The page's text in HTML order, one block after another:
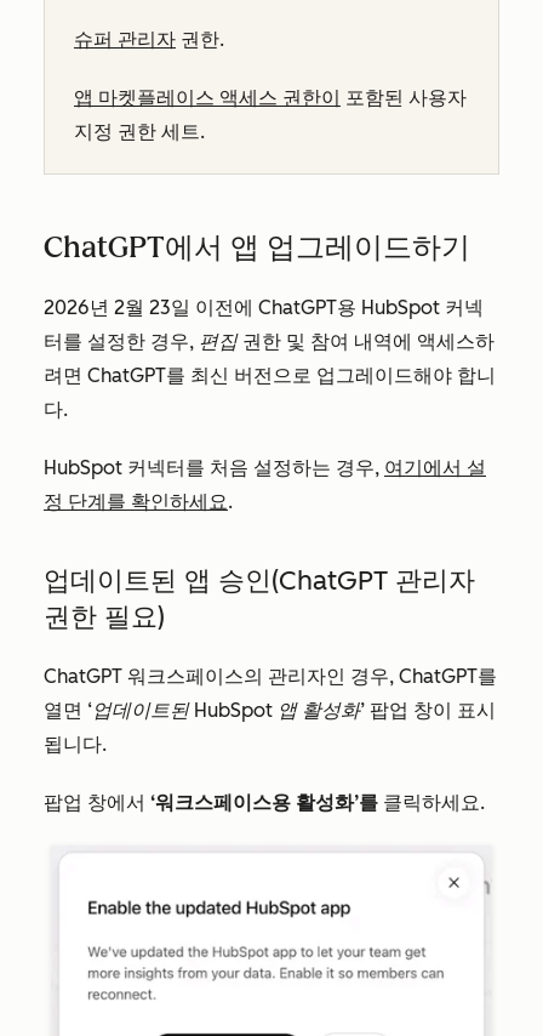
슈퍼 관리자 권한.
앱 마켓플레이스 액세스 권한이 포함된 사용자
지정 권한 세트.
ChatGPT에서 앱 업그레이드하기
2026년 2월 23일 이전에 ChatGPT용 HubSpot 커넥
터를 설정한 경우, 편집권한 및 참여 내역에 액세스하
려면 ChatGPT를 최신 버전으로 업그레이드해야 합니
다.
HubSpot 커넥터를 처음 설정하는 경우, 여기에서 설
정 단계를 확인하세요.
업데이트된 앱 승인(ChatGPT 관리자
권한 필요)
ChatGPT 워크스페이스의 관리자인 경우, ChatGPT를
열면 ‘업데이트된 HubSpot 앱 활성화’ 팝업 창이 표시
됩니다.
팝업 창에서 ‘워크스페이스용 활성화’를 클릭하세요.